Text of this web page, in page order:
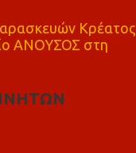
Κρέατος
ΑΝΟΥΣΟΣ στη